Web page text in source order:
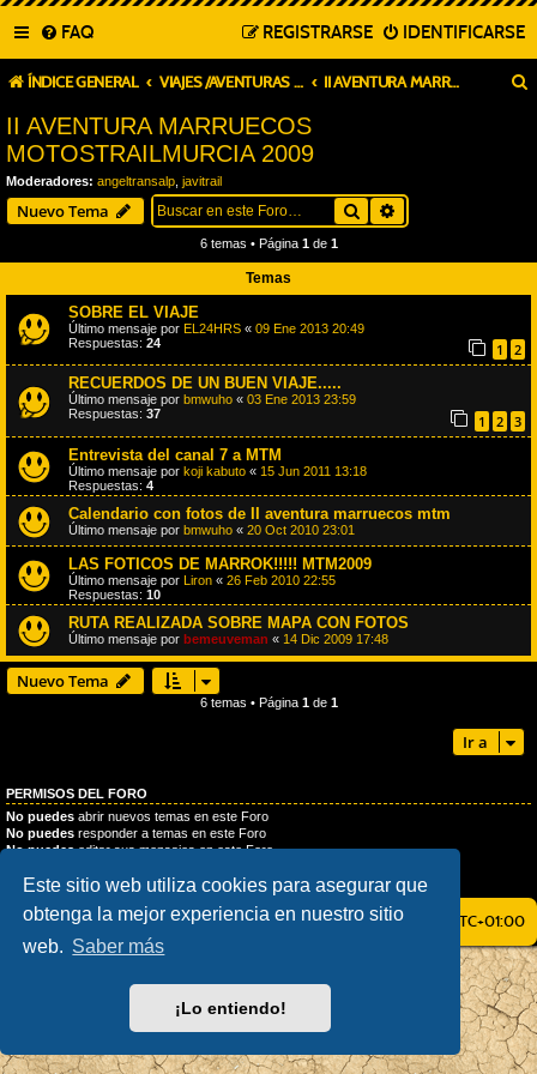
Este sitio web utiliza cookies para asegurar que
obtenga la mejor experiencia en nuestro sitio
web. Saber más
¡Lo entiendo!
FAQ IDENTIFICARSE
REGISTRARSE
ÍNDICE GENERAL VIAJES /AVENTURAS MOTOSTRAILMURCIA II AVENTURA MARRUECOS MOTOSTRAILMURCIA 2009
II AVENTURA MARRUECOS
MOTOSTRAILMURCIA 2009
Moderadores: angeltransalp javitrail
Nuevo Tema Buscar
6 temas • Página 1de 1
Temas
SOBRE EL VIAJE
Último mensaje por EL24HRS « 09 Ene 2013 20:49
Respuestas: 24 1
2
RECUERDOS DE UN BUEN VIAJE.....
Último mensaje por bmwuho « 03 Ene 2013 23:59
Respuestas: 37 1 2 3
Entrevista del canal 7 a MTM
Último mensaje por koji kabuto « 15 Jun 2011 13:18
Respuestas: 4
Calendario con fotos de II aventura marruecos mtm
Último mensaje por bmwuho « 20 Oct 2010 23:01
LAS FOTICOS DE MARROK!!!!! MTM2009
Último mensaje por Liron « 26 Feb 2010 22:55
Respuestas: 10
RUTA REALIZADA SOBRE MAPA CON FOTOS
Último mensaje por bemeuveman « 14 Dic 2009 17:48
Nuevo Tema
6 temas • Página 1de 1
Ir a
PERMISOS DEL FORO
No puedes abrir nuevos temas en este Foro
No puedes responder a temas en este Foro
No puedeseditar sus mensajes en este Foro
No puedesenviar adjuntos en este Foro
ÍNDICE GENERAL TODOS LOS HORARIOS SON UTC+01:00
DESARROLLADO PORPHPBB® FORUM SOFTWARE © PHPBB LIMITED
TRADUCCIÓN AL ESPAÑOL POR
CONDICIONES